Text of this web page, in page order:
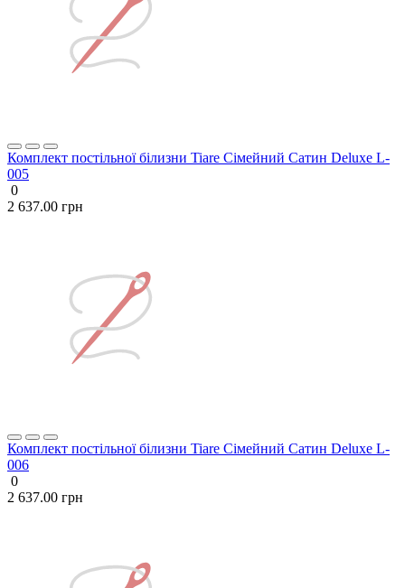
Комплект постільної білизни Tiare Сімейний Сатин Deluxe L-
005
0
2 637.00 грн
Комплект постільної білизни Tiare Сімейний Сатин Deluxe L-
006
0
2 637.00 грн